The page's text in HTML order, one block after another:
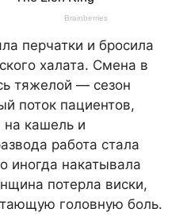
перчатки и бросила
халата. Смена в
тяжелой — сезон
поток пациентов,
кашель и
работа стала
иногда накатывала
потерла виски,
головную боль.